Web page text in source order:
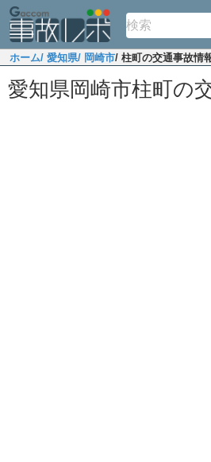
ホーム/ 愛知県/ 岡崎市/ 柱町の交通事故情
愛知県岡崎市柱町の